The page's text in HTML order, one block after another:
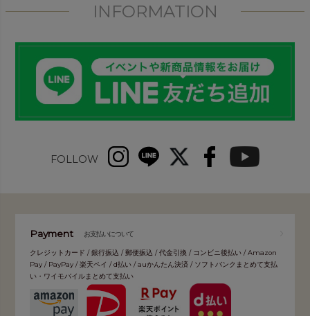
INFORMATION
FOLLOW
Payment お支払いについて
クレジットカード / 銀行振込 / 郵便振込 / 代金引換 / コンビニ後払い / Amazon
Pay / PayPay / 楽天ペイ / d払い / auかんたん決済 / ソフトバンクまとめて支払
い・ワイモバイルまとめて支払い